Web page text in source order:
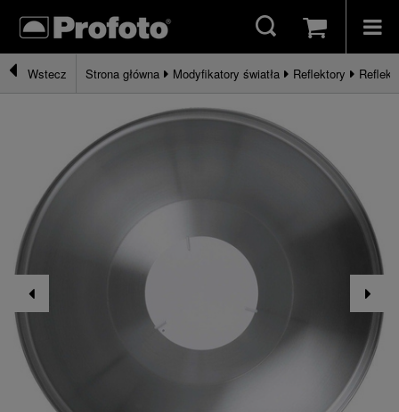
Wstecz Strona główna Modyfikatory światła Reflektory